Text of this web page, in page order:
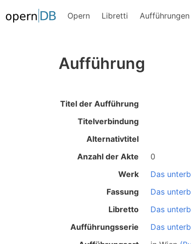
Opern Libretti Aufführungen
Aufführung
Titel der Aufführung
Titelverbindung
Alternativtitel
Anzahl der Akte
0
Werk
Das
Fassung
Das
Libretto
Das
Aufführungsserie
Das